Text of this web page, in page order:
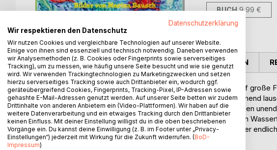
BUCH 9,99 €
BESCHREIBUNG
Willi Wichtels Opa erzählt, wie er und seine Kameraden auf große
Forelle und Monika der Schwalbe bekommen haben. Staunend
und seine Freunde auf einer riesigen Heuschrecke, über den
überqueren sie in einem riesigen Flugschiff den gewaltigen
die Wolken. Und wie sie nach einem fürchterlichen Gewitter
gekommen sind.
AUTOR/IN PRESSESTIMMEN
Datenschutzerklärung
Wir respektieren den Datenschutz
Wir nutzen Cookies und vergleichbare Technologien auf unserer Website.
Einige von ihnen sind essenziell und technisch notwendig. Daneben verwenden
wir Analysemethoden (z. B. Cookies oder Fingerprints sowie serverseitiges
Tracking), um zu messen, wie häufig unsere Seite besucht und wie sie genutzt
wird. Wir verwenden Trackingtechnologien zu Marketingzwecken und setzen
hierzu serverseitiges Tracking sowie auch Drittanbieter ein, wodurch ggf.
geräteübergreifend Cookies, Fingerprints, Tracking-Pixel, IP-Adressen sowie
gehashte E-Mail-Adressen genutzt werden. Auf unserer Seite betten wir zudem
Drittinhalte von anderen Anbietern ein (Video-Plattformen). Wir haben auf die
weitere Datenverarbeitung und ein etwaiges Tracking durch den Drittanbieter
keinen Einfluss. Mit deiner Einstellung willigst du in die oben beschriebenen
Vorgänge ein. Du kannst deine Einwilligung (z. B. im Footer unter „Privacy-
Einstellungen“) jederzeit mit Wirkung für die Zukunft widerrufen. (BoD-
Impressum)